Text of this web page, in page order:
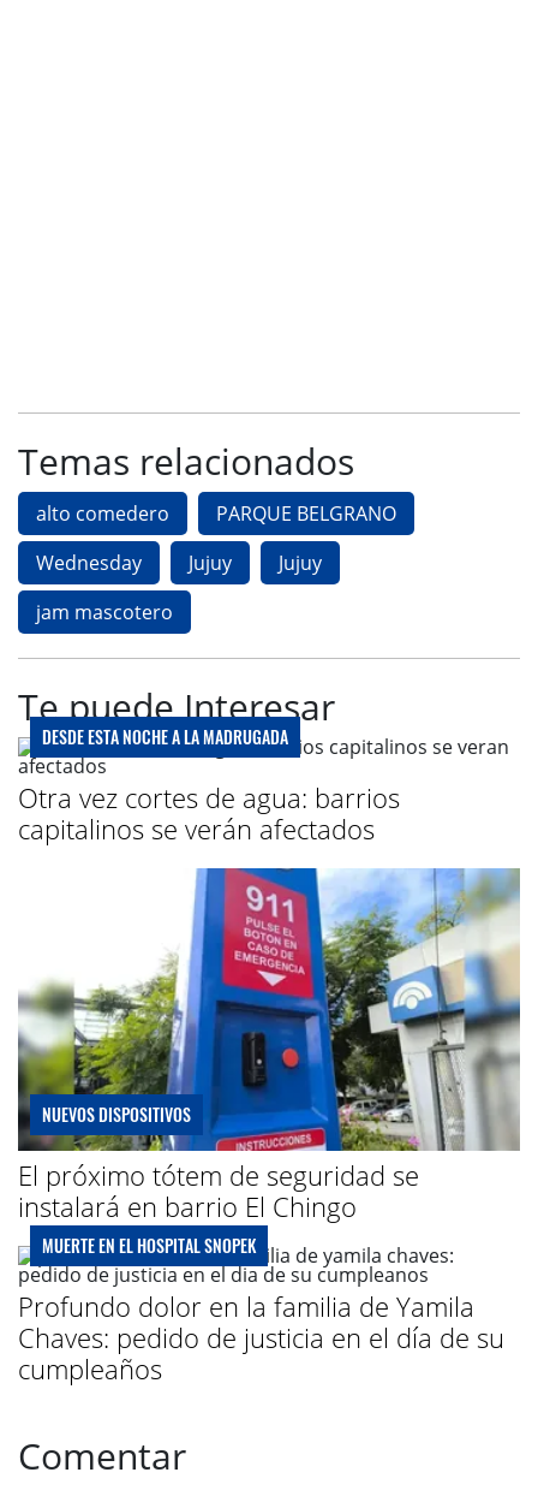
Temas relacionados
alto comedero
PARQUE BELGRANO
Wednesday
Jujuy
Jujuy
jam mascotero
Te puede Interesar
DESDE ESTA NOCHE A LA MADRUGADA
Otra vez cortes de agua: barrios
capitalinos se verán afectados
NUEVOS DISPOSITIVOS
El próximo tótem de seguridad se
instalará en barrio El Chingo
MUERTE EN EL HOSPITAL SNOPEK
Profundo dolor en la familia de Yamila
Chaves: pedido de justicia en el día de su
cumpleaños
Comentar